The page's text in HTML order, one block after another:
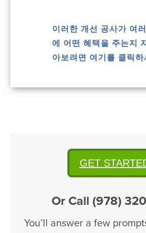
이러한 개선 공사가 여
에 어떤 혜택을 주는지
아보려면 여기를 클릭하
GET
Or Call (978)
You’ll answer a few